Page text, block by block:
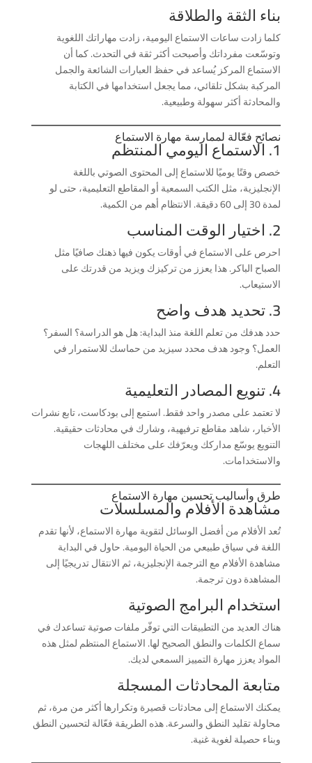
بناء الثقة والطلاقة
كلما زادت ساعات الاستماع اليومية، زادت مهاراتك اللغوية
وتوسّعت مفرداتك وأصبحت أكثر ثقة في التحدث. كما أن
الاستماع المركز يُساعد في حفظ العبارات الشائعة والجمل
المركبة بشكل تلقائي، مما يجعل استخدامها في الكتابة
والمحادثة أكثر سهولة وطبيعية.
نصائح فعّالة لممارسة مهارة الاستماع
1. الاستماع اليومي المنتظم
خصص وقتًا يوميًا للاستماع إلى المحتوى الصوتي باللغة
الإنجليزية، مثل الكتب السمعية أو المقاطع التعليمية، حتى لو
لمدة 30 إلى 60 دقيقة. الانتظام أهم من الكمية.
2. اختيار الوقت المناسب
احرص على الاستماع في أوقات يكون فيها ذهنك صافيًا مثل
الصباح الباكر. هذا يعزز من تركيزك ويزيد من قدرتك على
الاستيعاب.
3. تحديد هدف واضح
حدد هدفك من تعلم اللغة منذ البداية: هل هو الدراسة؟ السفر؟
العمل؟ وجود هدف محدد سيزيد من حماسك للاستمرار في
التعلم.
4. تنويع المصادر التعليمية
لا تعتمد على مصدر واحد فقط. استمع إلى بودكاست، تابع نشرات
الأخبار، شاهد مقاطع ترفيهية، وشارك في محادثات حقيقية.
التنويع يوسّع مداركك ويعرّفك على مختلف اللهجات
والاستخدامات.
طرق وأساليب تحسين مهارة الاستماع
مشاهدة الأفلام والمسلسلات
تُعد الأفلام من أفضل الوسائل لتقوية مهارة الاستماع، لأنها تقدم
اللغة في سياق طبيعي من الحياة اليومية. حاول في البداية
مشاهدة الأفلام مع الترجمة الإنجليزية، ثم الانتقال تدريجيًا إلى
المشاهدة دون ترجمة.
استخدام البرامج الصوتية
هناك العديد من التطبيقات التي توفّر ملفات صوتية تساعدك في
سماع الكلمات والنطق الصحيح لها. الاستماع المنتظم لمثل هذه
المواد يعزز مهارة التمييز السمعي لديك.
متابعة المحادثات المسجلة
يمكنك الاستماع إلى محادثات قصيرة وتكرارها أكثر من مرة، ثم
محاولة تقليد النطق والسرعة. هذه الطريقة فعّالة لتحسين النطق
وبناء حصيلة لغوية غنية.